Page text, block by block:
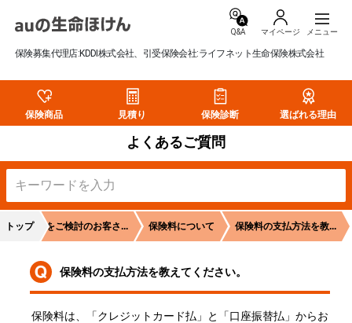
Q&A マイページ
保険募集代理店:KDDI株式会社、引受保険会社:ライフネット生命保険株式会社
保険商品 見積り 保険診断 選ばれる理由
よくあるご質問
トップ保険をご検討のお客さ... 保険料について 保険料の支払方法を教...
保険料の支払方法を教えてください。
保険料は、「クレジットカード払」と「口座振替払」からお